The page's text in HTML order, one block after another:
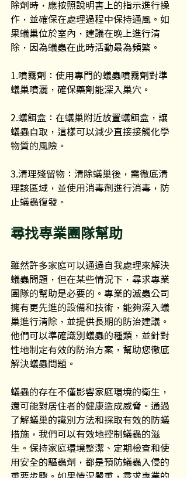
除劑時，應按照說明書上的指示進行操
作，並確保在處理過程中保持通風。如
果蟻巢位於室內，建議在晚上進行清
除，因為蟻蟲在此時活動最為頻繁。
1.噴霧劑：使用專門的蟻蟲噴霧劑對準
蟻巢噴灑，確保藥劑能深入巢穴。
2.蟻餌盒：在蟻巢附近放置蟻餌盒，讓
蟻蟲自取，這樣可以減少直接接觸化學
物質的風險。
3.清理殘留物：清除蟻巢後，需徹底清
理該區域，並使用消毒劑進行消毒，防
止蟻蟲復發。
尋找專業團隊幫助
雖然許多家庭可以通過自我處理來解決
蟻蟲問題，但在某些情況下，尋求專業
團隊的幫助是必要的。專業的滅蟲公司
擁有更先進的設備和技術，能夠深入蟻
巢進行清除，並提供長期的防治建議。
他們可以準確識別蟻蟲的種類，並針對
性地制定有效的防治方案，幫助您徹底
解決蟻蟲問題。
蟻蟲的存在不僅影響家庭環境的衛生，
還可能對居住者的健康造成威脅。通過
了解蟻巢的識別方法和採取有效的防蟻
措施，我們可以有效地控制蟻蟲的滋
生。保持家庭環境整潔、定期檢查和使
用安全的驅蟲劑，都是預防蟻蟲入侵的